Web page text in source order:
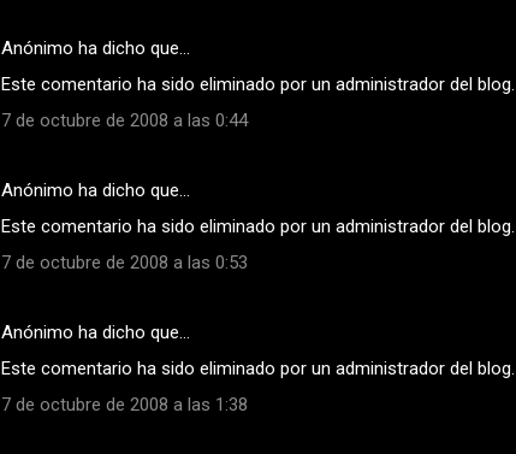
Anónimo ha dicho que…
Este comentario ha sido eliminado por un administrador del blog.
7 de octubre de 2008 a las 0:44
Anónimo ha dicho que…
Este comentario ha sido eliminado por un administrador del blog.
7 de octubre de 2008 a las 0:53
Anónimo ha dicho que…
Este comentario ha sido eliminado por un administrador del blog.
7 de octubre de 2008 a las 1:38